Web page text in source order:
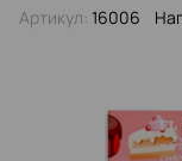
Артикул: 16006